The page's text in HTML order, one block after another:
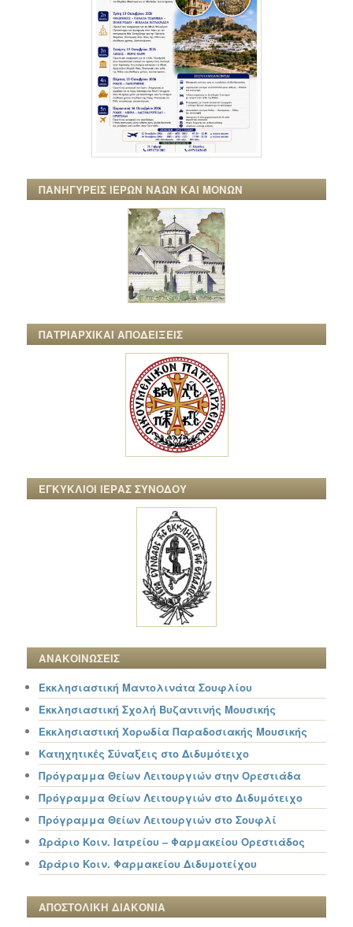
ΠΑΝΗΓΥΡΕΙΣ ΙΕΡΩΝ ΝΑΩΝ ΚΑΙ ΜΟΝΩΝ
ΠΑΤΡΙΑΡΧΙΚΑΙ ΑΠΟΔΕΙΞΕΙΣ
ΕΓΚΥΚΛΙΟΙ ΙΕΡΑΣ ΣΥΝΟΔΟΥ
ΑΝΑΚΟΙΝΩΣΕΙΣ
Εκκλησιαστική Μαντολινάτα Σουφλίου
Εκκλησιαστική Σχολή Βυζαντινής Μουσικής
Εκκλησιαστική Χορωδία Παραδοσιακής Μουσικής
Κατηχητικές Σύναξεις στο Διδυμότειχο
Πρόγραμμα Θείων Λειτουργιών στην Ορεστιάδα
Πρόγραμμα Θείων Λειτουργιών στο Διδυμότειχο
Πρόγραμμα Θείων Λειτουργιών στο Σουφλί
Ωράριο Κοιν. Ιατρείου – Φαρμακείου Ορεστιάδος
Ωράριο Κοιν. Φαρμακείου Διδυμοτείχου
ΑΠΟΣΤΟΛΙΚΗ ΔΙΑΚΟΝΙΑ